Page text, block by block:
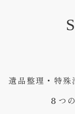
S
遺品整理・特殊
８つ